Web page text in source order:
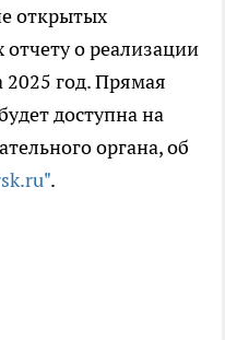
открытых
о реализации
2025 год. Прямая
доступна на
органа, об
.